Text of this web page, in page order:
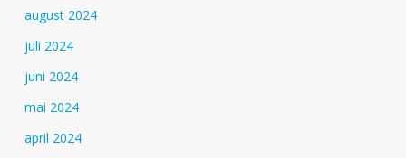
august 2024
juli 2024
juni 2024
mai 2024
april 2024